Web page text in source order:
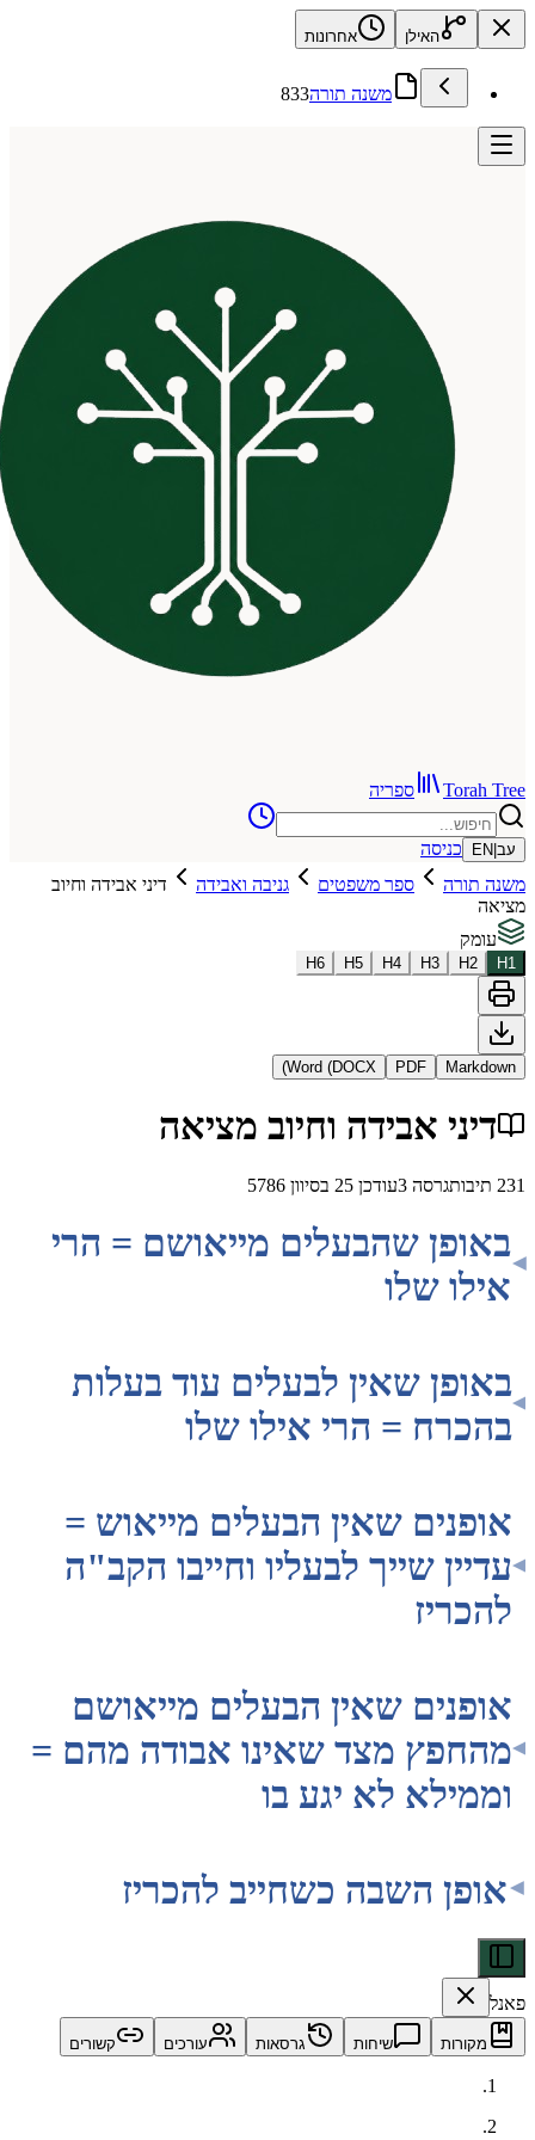
האילן אחרונות
משנה תורה833
ספריה
כניסה
ספר משפטים גניבה ואבידה דיני אבידה וחיוב
H3
H4
H5
H6
PDF
Word (DOCX)
אבידה וחיוב מציאה
גרסה 3עודכן 25 בסיוון 5786
שהבעלים מייאושם = הרי
שלו
שאין לבעלים עוד בעלות
= הרי אילו שלו
שאין הבעלים מייאוש =
שייך לבעליו וחייבו הקב"ה
שאין הבעלים מייאושם
מצד שאינו אבודה מהם =
לא יגע בו
השבה כשחייב להכריז
שיחות גרסאות עורכים קשורים